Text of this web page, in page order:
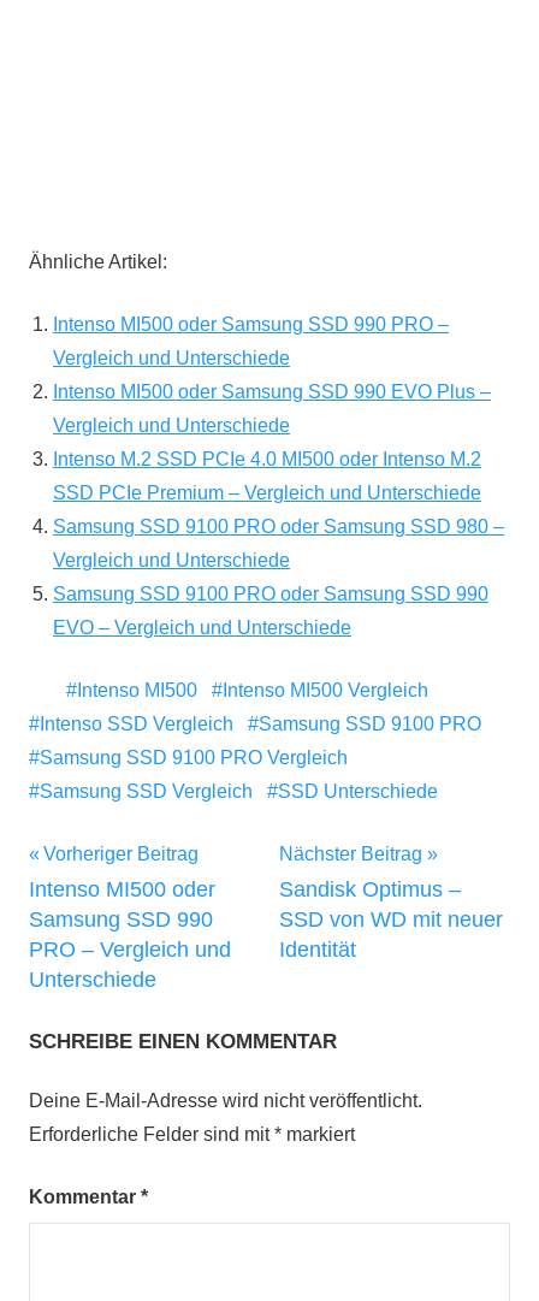
Ähnliche Artikel:
Intenso MI500 oder Samsung SSD 990 PRO –
Vergleich und Unterschiede
Intenso MI500 oder Samsung SSD 990 EVO Plus –
Vergleich und Unterschiede
Intenso M.2 SSD PCIe 4.0 MI500 oder Intenso M.2
SSD PCIe Premium – Vergleich und Unterschiede
Samsung SSD 9100 PRO oder Samsung SSD 980 –
Vergleich und Unterschiede
Samsung SSD 9100 PRO oder Samsung SSD 990
EVO – Vergleich und Unterschiede
Intenso MI500
Intenso MI500 Vergleich
Intenso SSD Vergleich
Samsung SSD 9100 PRO
Samsung SSD 9100 PRO Vergleich
Samsung SSD Vergleich
SSD Unterschiede
Beitragsnavigation
Vorheriger Beitrag
Intenso MI500 oder
Samsung SSD 990
PRO – Vergleich und
Unterschiede
Nächster Beitrag
Sandisk Optimus –
SSD von WD mit neuer
Identität
SCHREIBE EINEN KOMMENTAR
Deine E-Mail-Adresse wird nicht veröffentlicht.
Erforderliche Felder sind mit* markiert
Kommentar *